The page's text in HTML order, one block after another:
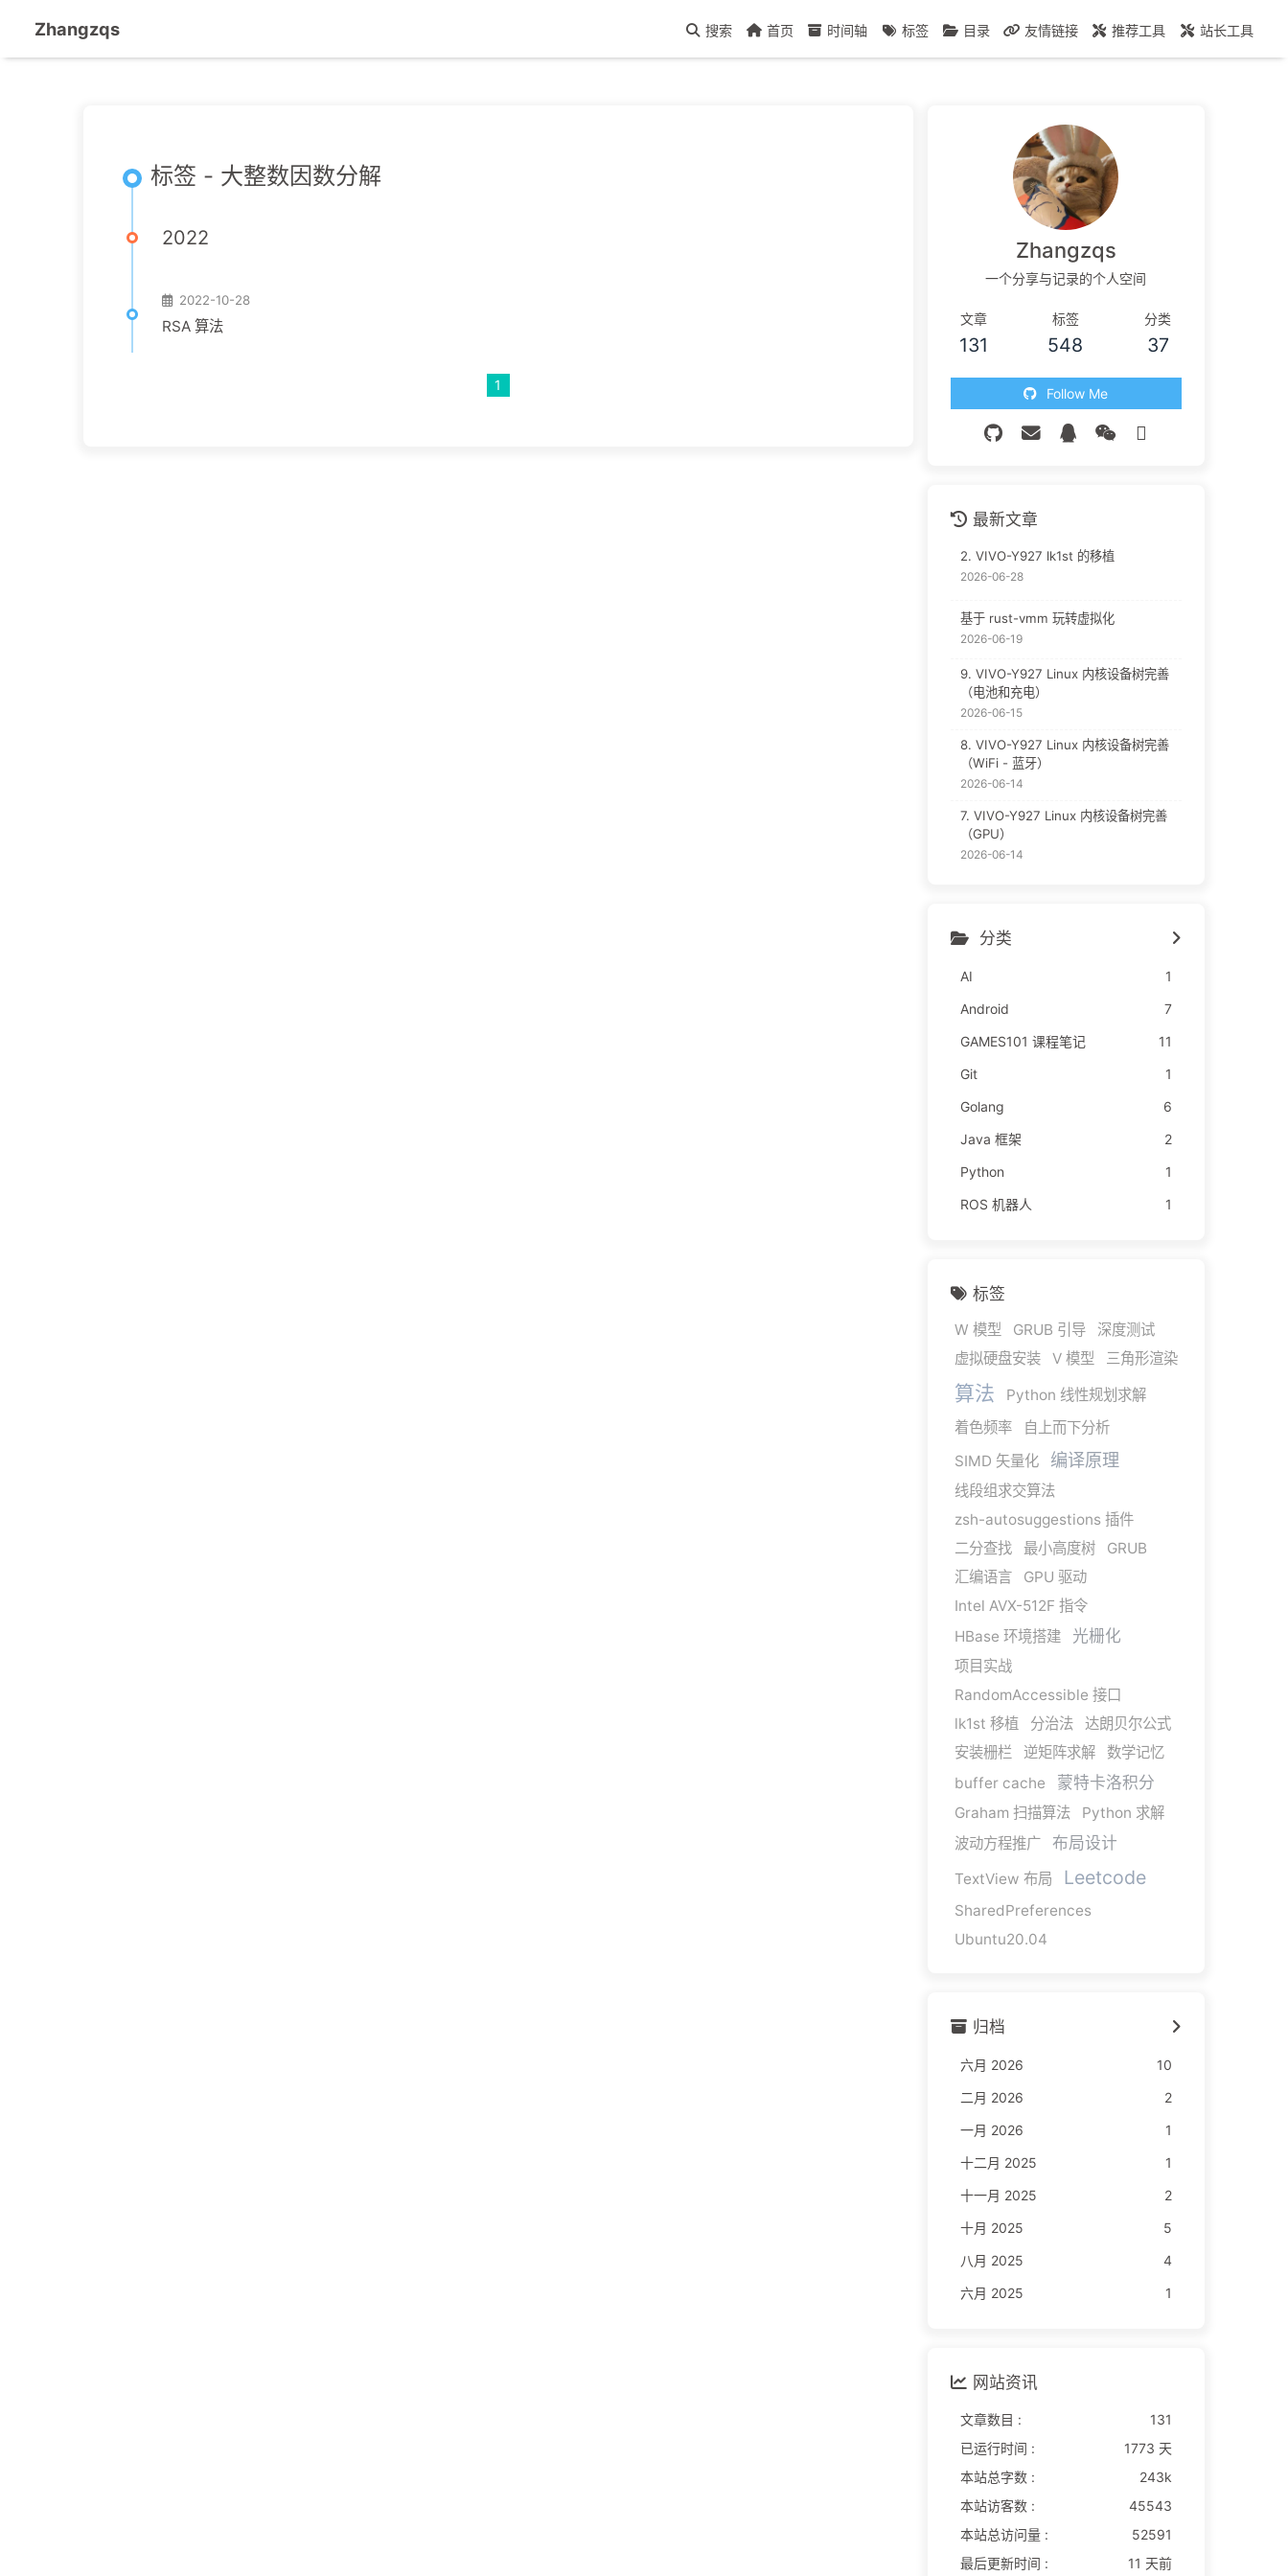
Zhangzqs 搜索 首页 时间轴 标签 目录 友情链接 推荐工具 站长工具
标签 - 大整数因数分解
2022
2022-10-28
RSA 算法
1
Zhangzqs
一个分享与记录的个人空间
文章
131
标签
548
分类
37
Follow Me
最新文章
2. VIVO-Y927 lk1st 的移植
2026-06-28
基于 rust-vmm 玩转虚拟化
2026-06-19
9. VIVO-Y927 Linux 内核设备树完善
（电池和充电）
2026-06-15
8. VIVO-Y927 Linux 内核设备树完善
（WiFi - 蓝牙）
2026-06-14
7. VIVO-Y927 Linux 内核设备树完善
（GPU）
2026-06-14
分类
AI
1
Android
7
GAMES101 课程笔记
11
Git
1
Golang
6
Java 框架
2
Python
1
ROS 机器人
1
标签
W 模型 GRUB 引导
深度测试
虚拟硬盘安装
V 模型 三角形渲染
算法
Python 线性规划求解
着色频率
自上而下分析
SIMD 矢量化
编译原理
线段组求交算法
zsh-autosuggestions 插件
二分查找
最小高度树
GRUB
汇编语言
GPU 驱动
Intel AVX-512F 指令
HBase 环境搭建
光栅化
项目实战
RandomAccessible 接口
lk1st 移植
分治法
达朗贝尔公式
安装栅栏
逆矩阵求解
数学记忆
buffer cache
蒙特卡洛积分
Graham 扫描算法
Python 求解
波动方程推广
布局设计
TextView 布局 Leetcode
SharedPreferences
Ubuntu20.04
归档
六月 2026
10
二月 2026
2
一月 2026
1
十二月 2025
1
十一月 2025
2
十月 2025
5
八月 2025
4
六月 2025
1
网站资讯
文章数目 :
131
已运行时间 :
1773 天
本站总字数 :
243k
本站访客数 :
45543
本站总访问量 :
52591
最后更新时间 :
11 天前